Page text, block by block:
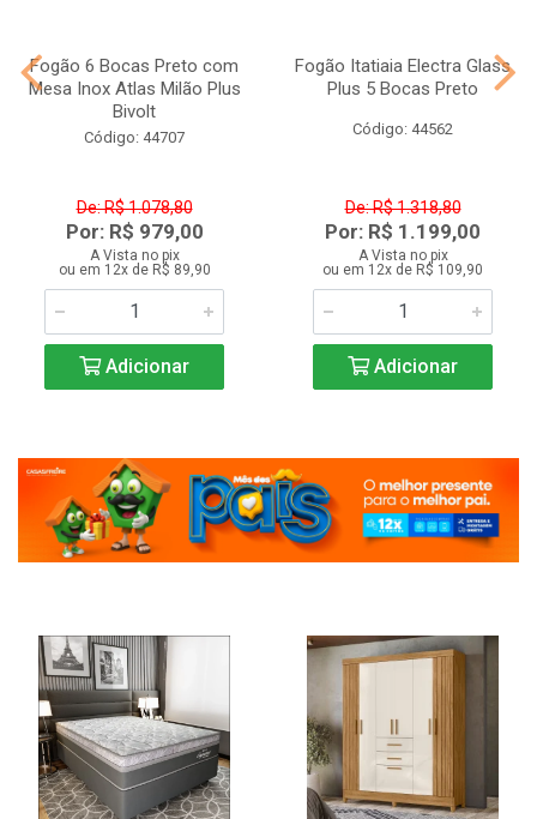
Fogão 6 Bocas Preto com
Mesa Inox Atlas Milão Plus
Bivolt
Código: 44707
De: R$ 1.078,80
Por: R$ 979,00
A Vista no pix
ou em 12x de R$ 89,90
Adicionar
Fogão Itatiaia Electra Glass
Plus 5 Bocas Preto
Código: 44562
De: R$ 1.318,80
Por: R$ 1.199,00
A Vista no pix
ou em 12x de R$ 109,90
Adicionar